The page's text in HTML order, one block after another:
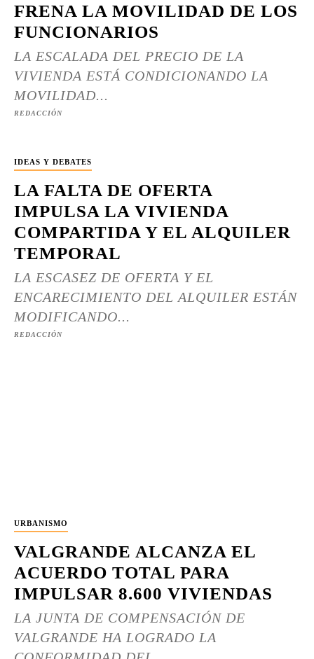
FRENA LA MOVILIDAD DE LOS
FUNCIONARIOS
LA ESCALADA DEL PRECIO DE LA
VIVIENDA ESTÁ CONDICIONANDO LA
MOVILIDAD...
REDACCIÓN
IDEAS Y DEBATES
LA FALTA DE OFERTA
IMPULSA LA VIVIENDA
COMPARTIDA Y EL ALQUILER
TEMPORAL
LA ESCASEZ DE OFERTA Y EL
ENCARECIMIENTO DEL ALQUILER ESTÁN
MODIFICANDO...
REDACCIÓN
URBANISMO
VALGRANDE ALCANZA EL
ACUERDO TOTAL PARA
IMPULSAR 8.600 VIVIENDAS
LA JUNTA DE COMPENSACIÓN DE
VALGRANDE HA LOGRADO LA